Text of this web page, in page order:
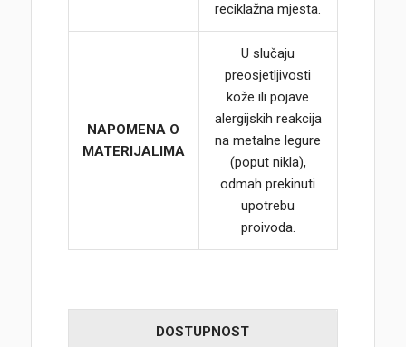
reciklažna mjesta.
NAPOMENA O
MATERIJALIMA
U slučaju
preosjetljivosti
kože ili pojave
alergijskih reakcija
na metalne legure
(poput nikla),
odmah prekinuti
upotrebu
proivoda.
DOSTUPNOST